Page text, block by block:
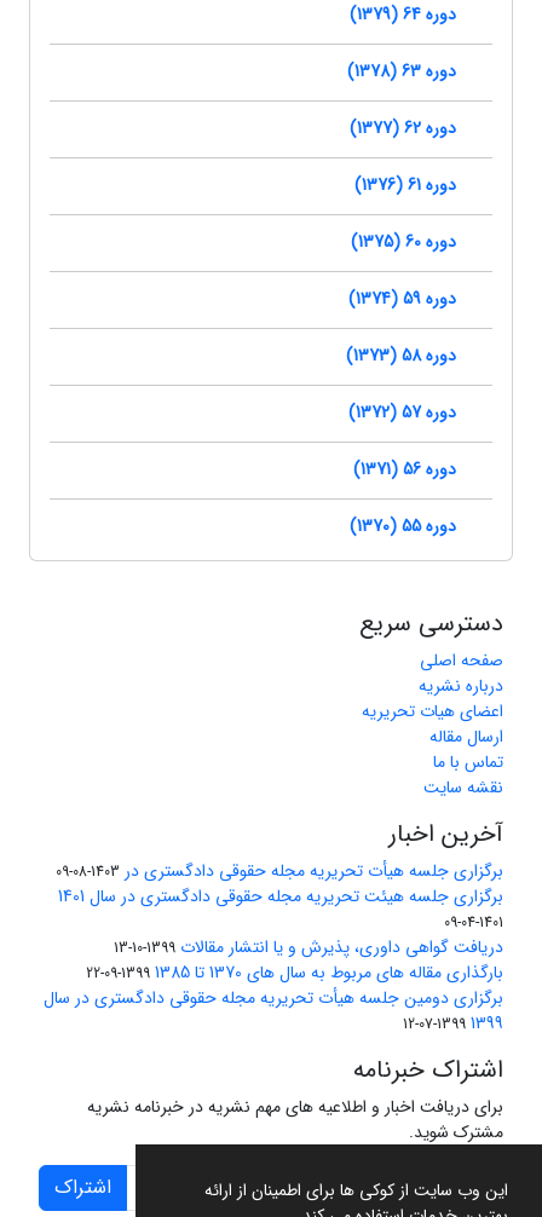
این وب سایت از کوکی ها برای اطمینان از ارائه
دوره 64 (1379)
دوره 63 (1378)
دوره 62 (1377)
دوره 61 (1376)
دوره 60 (1375)
دوره 59 (1374)
دوره 58 (1373)
دوره 57 (1372)
دوره 56 (1371)
دوره 55 (1370)
دسترسی سریع
صفحه اصلی
درباره نشریه
اعضای هیات تحریریه
ارسال مقاله
تماس با ما
نقشه سایت
آخرین اخبار
برگزاری جلسه هیأت تحریریه مجله حقوقی دادگستری در 1403-08-09
برگزاری جلسه هیئت تحریریه مجله حقوقی دادگستری در سال 1401
1401-04-09
دریافت گواهی داوری، پذیرش و یا انتشار مقالات 1399-10-13
بارگذاری مقاله های مربوط به سال های 1370 تا 1385 1399-09-22
برگزاری دومین جلسه هیأت تحریریه مجله حقوقی دادگستری در سال
1399
1399-07-12
اشتراک خبرنامه
برای دریافت اخبار و اطلاعیه های مهم نشریه در خبرنامه نشریه
مشترک شوید.
اشتراک